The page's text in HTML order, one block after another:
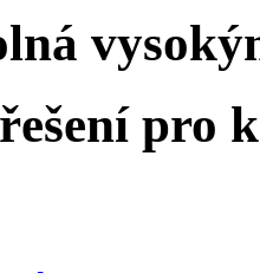
pro